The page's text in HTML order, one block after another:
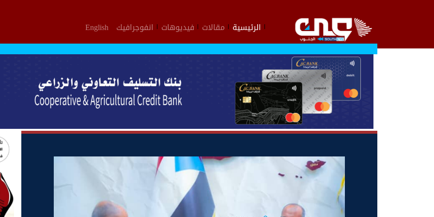
الرئيسية مقالات فيديوهات انفوجرافيك English